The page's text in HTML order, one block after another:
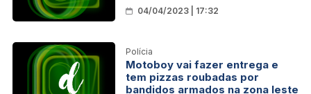
04/04/2023 | 17:32
Polícia
Motoboy vai fazer entrega e
tem pizzas roubadas por
bandidos armados na zona leste